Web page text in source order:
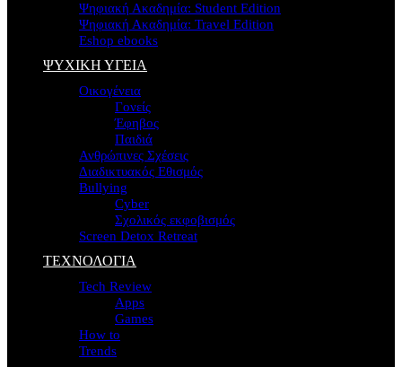
Ψηφιακή Ακαδημία: Student Edition
Ψηφιακή Ακαδημία: Travel Edition
Eshop ebooks
ΨΥΧΙΚΗ ΥΓΕΙΑ
Οικογένεια
Γονείς
Έφηβος
Παιδιά
Ανθρώπινες Σχέσεις
Διαδικτυακός Εθισμός
Bullying
Cyber
Σχολικός εκφοβισμός
Screen Detox Retreat
ΤΕΧΝΟΛΟΓΙΑ
Tech Review
Apps
Games
How to
Trends